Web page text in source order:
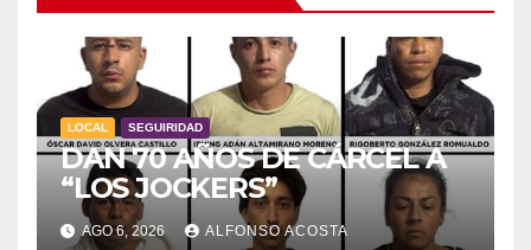
LOCAL SEGUIRIDAD
DAN 70 AÑOS DE CÁRCEL A
“LOS JOCKERS”
AGO 6, 2026 ALFONSO ACOSTA